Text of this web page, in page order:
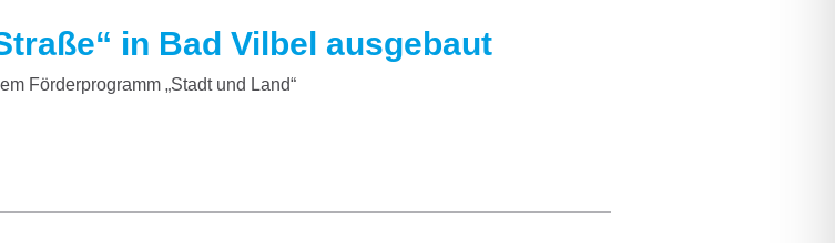
in Bad Vilbel ausgebaut
Förderprogramm „Stadt und Land“